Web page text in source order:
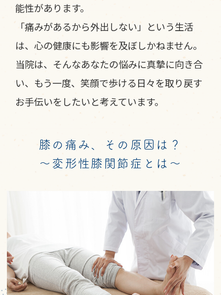
能性があります。
「痛みがあるから外出しない」という生活
は、心の健康にも影響を及ぼしかねません。
当院は、そんなあなたの悩みに真摯に向き合
い、もう一度、笑顔で歩ける日々を取り戻す
お手伝いをしたいと考えています。
膝の痛み、その原因は？
～変形性膝関節症とは～